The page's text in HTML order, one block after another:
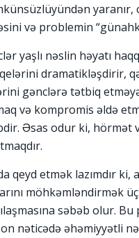
yaranır,
və problemin
yaşlı nəslin həyatı
dramatikləşdirir,
gənclərə tətbiq
və kompromis əldə
Əsas odur ki, hörmət
qeyd etmək lazımdır ki,
möhkəmləndirmək
səbəb olur.
nəticədə əhəmiyyətli